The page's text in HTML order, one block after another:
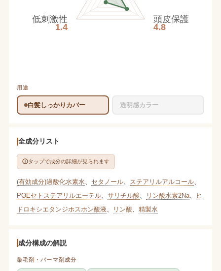
頭皮保護
4.8
低刺激性
1.4
用途
白髪しっかりカバー 透明感カラー
全成分リスト
タップで成分の詳細が見られます
(有効成分)過酸化水素水 セタノール、 ステアリルアルコール、
POEセトステアリルエーテル、 サリチル酸 リン酸水素2Na、
ヒ
ドロキシエタンジホスホン酸液
リン酸 精製水
成分構成の解説
染毛剤・パーマ剤成分